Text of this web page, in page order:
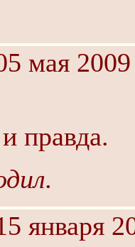
мая
правда.
января